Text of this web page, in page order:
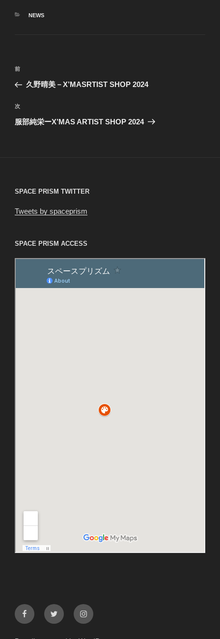
カ
NEWS
投
ナ
ビ
ゲ
前
の
稿
前
久野晴美－X’MASRTIST SHOP 2024
次
の
次
服部純栄ーX’MAS ARTIST SHOP 2024
SPACE PRISM TWITTER
Tweets by spaceprism
SPACE PRISM ACCESS
facebooktwitter instagram